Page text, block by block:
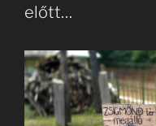
előtt…